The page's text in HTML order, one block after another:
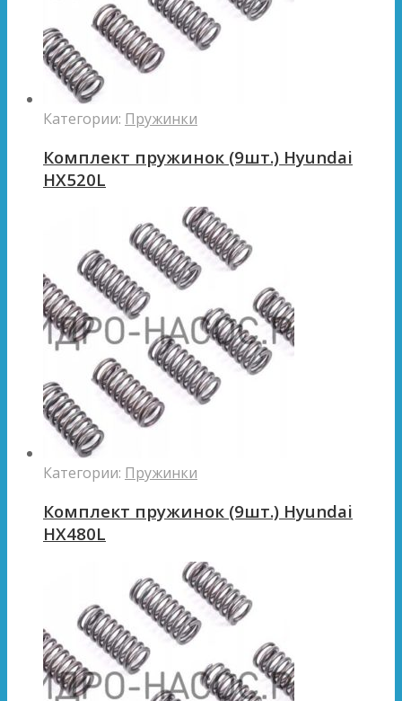
Категории: Пружинки
Комплект пружинок (9шт.) Hyundai
HX520L
Категории: Пружинки
Комплект пружинок (9шт.) Hyundai
HX480L